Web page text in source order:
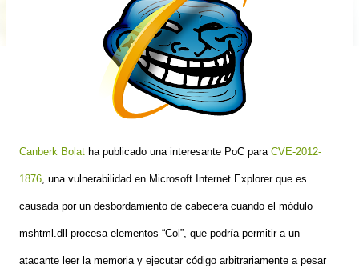
Canberk Bolat ha publicado una interesante PoC para CVE-2012-
1876, una vulnerabilidad en Microsoft Internet Explorer que es
causada por un desbordamiento de cabecera cuando el módulo
mshtml.dll procesa elementos “Col”, que podría permitir a un
atacante leer la memoria y ejecutar código arbitrariamente a pesar